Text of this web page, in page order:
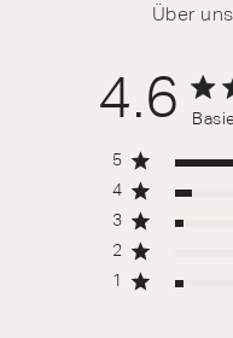
Über
4.6 4.6
5
4
3
2
1